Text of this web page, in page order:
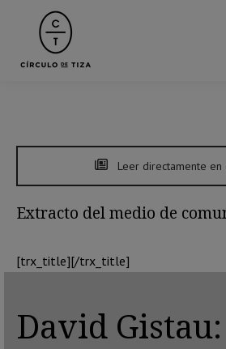
Leer directamente
Extracto del medio de
[trx_title][/trx_title]
David